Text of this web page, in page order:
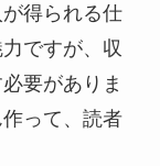
得られる仕
ですが、収
要がありま
って、読者